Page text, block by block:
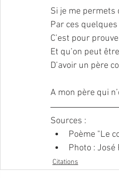
Si je me
Par ces
C’est pour
Et qu’on peut
D’avoir un père
A mon père qui
Sources :
Poème "Le
Photo : José
Citations